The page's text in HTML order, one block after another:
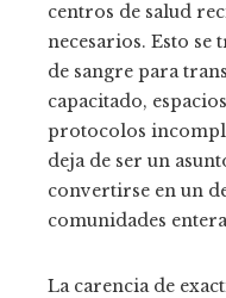
centros de salud
necesarios. Esto
de sangre para
capacitado,
protocolos
deja de ser un
convertirse en un
comunidades
La carencia de